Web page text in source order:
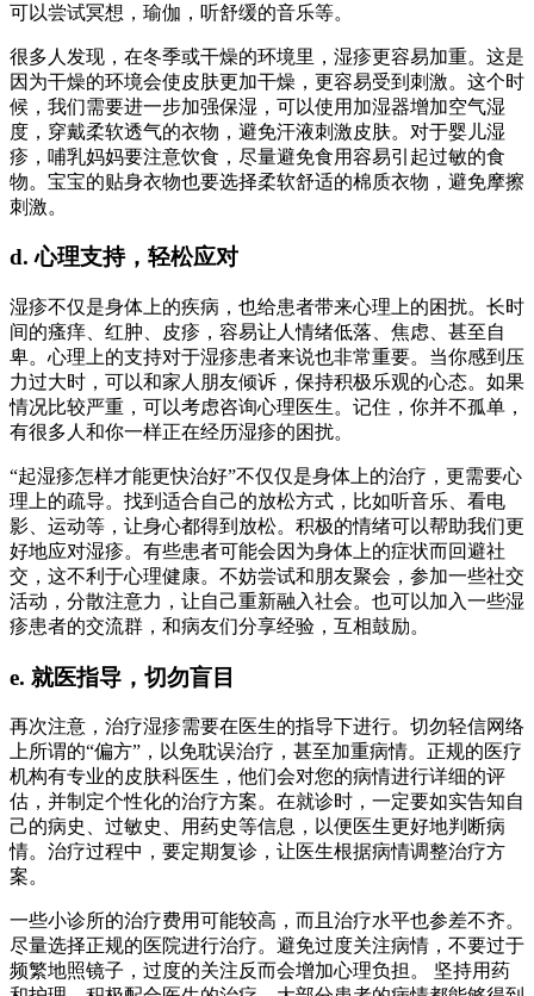
可以尝试冥想，瑜伽，听舒缓的音乐等。
很多人发现，在冬季或干燥的环境里，湿疹更容易加重。这是
因为干燥的环境会使皮肤更加干燥，更容易受到刺激。这个时
候，我们需要进一步加强保湿，可以使用加湿器增加空气湿
度，穿戴柔软透气的衣物，避免汗液刺激皮肤。对于婴儿湿
疹，哺乳妈妈要注意饮食，尽量避免食用容易引起过敏的食
物。宝宝的贴身衣物也要选择柔软舒适的棉质衣物，避免摩擦
刺激。
d. 心理支持，轻松应对
湿疹不仅是身体上的疾病，也给患者带来心理上的困扰。长时
间的瘙痒、红肿、皮疹，容易让人情绪低落、焦虑、甚至自
卑。心理上的支持对于湿疹患者来说也非常重要。当你感到压
力过大时，可以和家人朋友倾诉，保持积极乐观的心态。如果
情况比较严重，可以考虑咨询心理医生。记住，你并不孤单，
有很多人和你一样正在经历湿疹的困扰。
“起湿疹怎样才能更快治好”不仅仅是身体上的治疗，更需要心
理上的疏导。找到适合自己的放松方式，比如听音乐、看电
影、运动等，让身心都得到放松。积极的情绪可以帮助我们更
好地应对湿疹。有些患者可能会因为身体上的症状而回避社
交，这不利于心理健康。不妨尝试和朋友聚会，参加一些社交
活动，分散注意力，让自己重新融入社会。也可以加入一些湿
疹患者的交流群，和病友们分享经验，互相鼓励。
e. 就医指导，切勿盲目
再次注意，治疗湿疹需要在医生的指导下进行。切勿轻信网络
上所谓的“偏方”，以免耽误治疗，甚至加重病情。正规的医疗
机构有专业的皮肤科医生，他们会对您的病情进行详细的评
估，并制定个性化的治疗方案。在就诊时，一定要如实告知自
己的病史、过敏史、用药史等信息，以便医生更好地判断病
情。治疗过程中，要定期复诊，让医生根据病情调整治疗方
案。
一些小诊所的治疗费用可能较高，而且治疗水平也参差不齐。
尽量选择正规的医院进行治疗。避免过度关注病情，不要过于
频繁地照镜子，过度的关注反而会增加心理负担。 坚持用药